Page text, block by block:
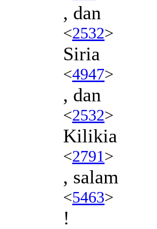
, dan
<2532>
Siria
<4947>
, dan
<2532>
Kilikia
<2791>
, salam
<5463>
!